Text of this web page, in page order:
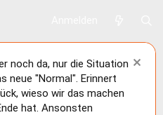
noch da, nur die Situation
neue "Normal". Erinnert
wieso wir das machen
hat. Ansonsten